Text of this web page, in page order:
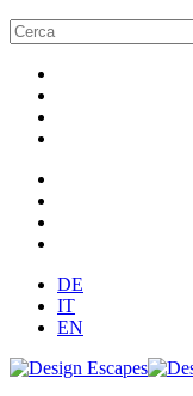
DE
IT
EN